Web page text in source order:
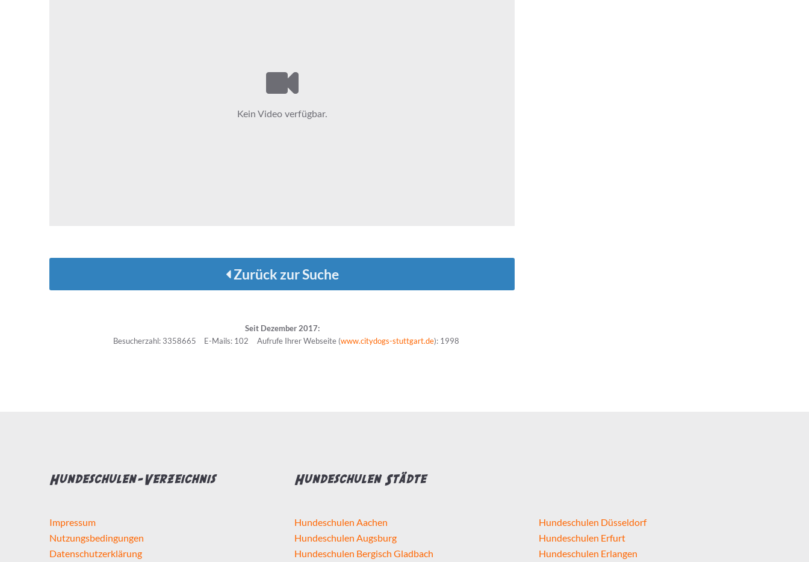
Zurück zur Suche
Seit Dezember 2017:
Besucherzahl: 3358665
E-Mails: 102 Aufrufe Ihrer Webseite (www.citydogs-stuttgart.de): 1998
Hundeschulen-Verzeichnis
Impressum
Nutzungsbedingungen
Datenschutzerklärung
Hundeschulen Städte
Hundeschulen Aachen
Hundeschulen Augsburg
Hundeschulen Bergisch Gladbach
Hundeschulen Düsseldorf
Hundeschulen Erfurt
Hundeschulen Erlangen